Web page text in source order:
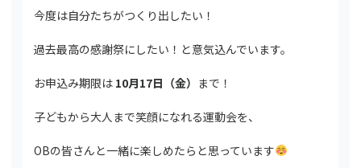
今度は自分たちがつくり出したい！
過去最高の感謝祭にしたい！と意気込んでいます。
お申込み期限は 10月17日（金） まで！
子どもから大人まで笑顔になれる運動会を、
OBの皆さんと一緒に楽しめたらと思っています